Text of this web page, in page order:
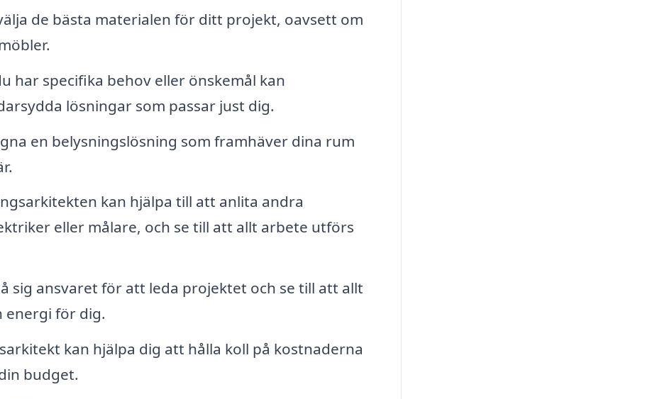
de bästa materialen för ditt projekt, oavsett om
har specifika behov eller önskemål kan
lösningar som passar just dig.
en belysningslösning som framhäver dina rum
kan hjälpa till att anlita andra
eller målare, och se till att allt arbete utförs
sig ansvaret för att leda projektet och se till att allt
energi för dig.
kan hjälpa dig att hålla koll på kostnaderna
budget.